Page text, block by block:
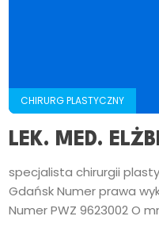
CHIRURG PLASTYCZNY
LEK. MED.
specjalista chirurgii
Gdańsk Numer prawa
Numer PWZ 9623002 O